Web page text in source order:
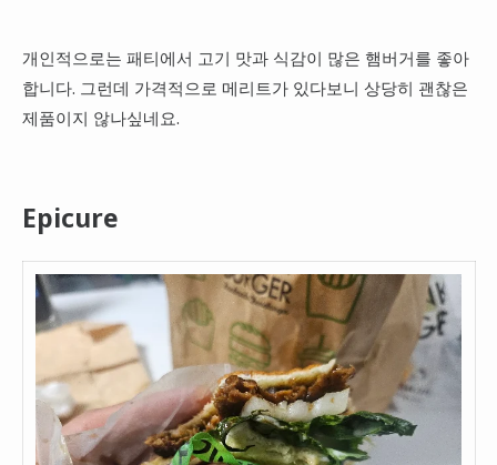
개인적으로는 패티에서 고기 맛과 식감이 많은 햄버거를 좋아
합니다. 그런데 가격적으로 메리트가 있다보니 상당히 괜찮은
제품이지 않나싶네요.
Epicure